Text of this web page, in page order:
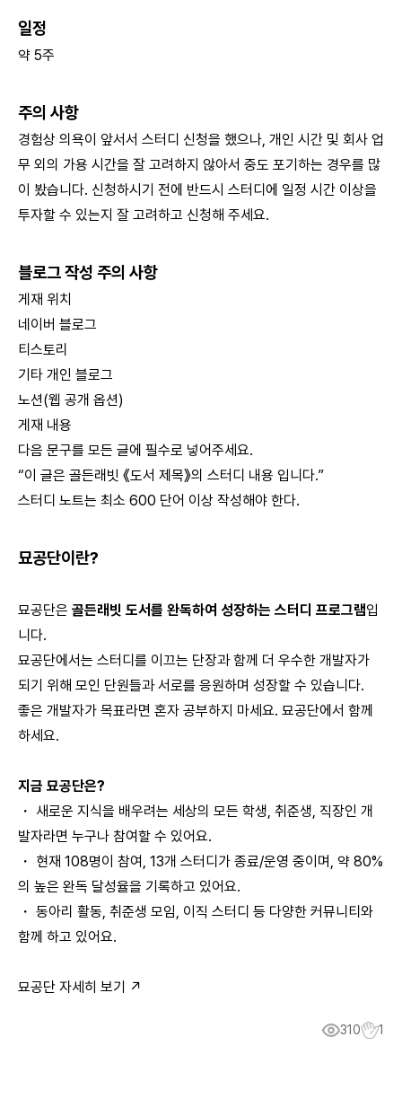
일정
약 5주
주의 사항
경험상 의욕이 앞서서 스터디 신청을 했으나, 개인 시간 및 회사 업
무 외의 가용 시간을 잘 고려하지 않아서 중도 포기하는 경우를 많
이 봤습니다. 신청하시기 전에 반드시 스터디에 일정 시간 이상을
투자할 수 있는지 잘 고려하고 신청해 주세요.
블로그 작성 주의 사항
게재 위치
네이버 블로그
티스토리
기타 개인 블로그
노션(웹 공개 옵션)
게재 내용
다음 문구를 모든 글에 필수로 넣어주세요.
“이 글은 골든래빗 《도서 제목》의 스터디 내용 입니다.”
스터디 노트는 최소 600 단어 이상 작성해야 한다.
묘공단이란?
묘공단은 골든래빗 도서를 완독하여 성장하는 스터디 프로그램입
니다.
묘공단에서는 스터디를 이끄는 단장과 함께 더 우수한 개발자가
되기 위해 모인 단원들과 서로를 응원하며 성장할 수 있습니다.
좋은 개발자가 목표라면 혼자 공부하지 마세요. 묘공단에서 함께
하세요.
지금 묘공단은?
・ 새로운 지식을 배우려는 세상의 모든 학생, 취준생, 직장인 개
발자라면 누구나 참여할 수 있어요.
・ 현재 108명이 참여, 13개 스터디가 종료/운영 중이며, 약 80%
의 높은 완독 달성율을 기록하고 있어요.
・ 동아리 활동, 취준생 모임, 이직 스터디 등 다양한 커뮤니티와
함께 하고 있어요.
묘공단 자세히 보기 ↗
310 1